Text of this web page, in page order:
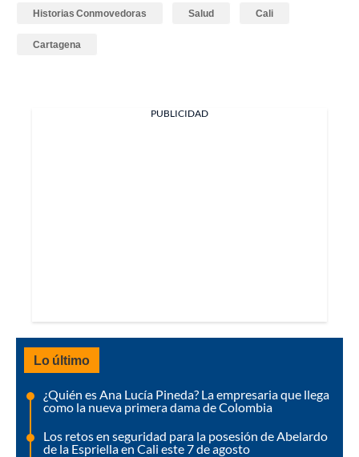
Historias Conmovedoras Salud Cali
Cartagena
PUBLICIDAD
Lo último
¿Quién es Ana Lucía Pineda? La empresaria que llega
como la nueva primera dama de Colombia
Los retos en seguridad para la posesión de Abelardo
de la Espriella en Cali este 7 de agosto